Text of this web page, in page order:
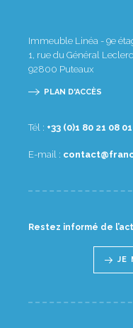
Immeuble Linéa - 9e
1, rue du Général Leclerc
92800 Puteaux
PLAN D'ACCÈS
Tél : 10 80 12 08 1(0) 33+
E-mail :
Restez informé de
JE